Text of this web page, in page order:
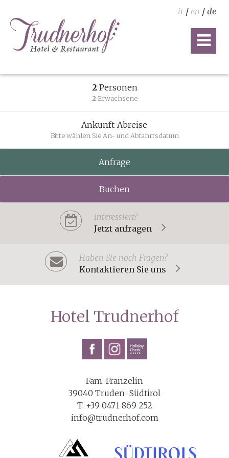
it / en / de
2 Personen
2 Erwachsene
Ankunft-Abreise
Bitte wählen Sie An- und Abfahrtsdatum
Anfrage
Buchen
Interessiert?
Jetzt anfragen
Haben Sie noch Fragen?
Kontaktieren Sie uns
Hotel Trudnerhof
Fam. Franzelin
39040 Truden · Südtirol
T. +39 0471 869 252
info@trudnerhof.com